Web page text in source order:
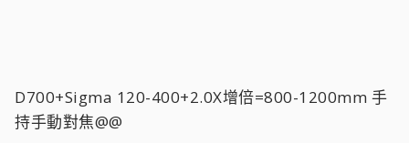
D700+Sigma 120-400+2.0X增倍=800-1200mm 手
持手動對焦@@